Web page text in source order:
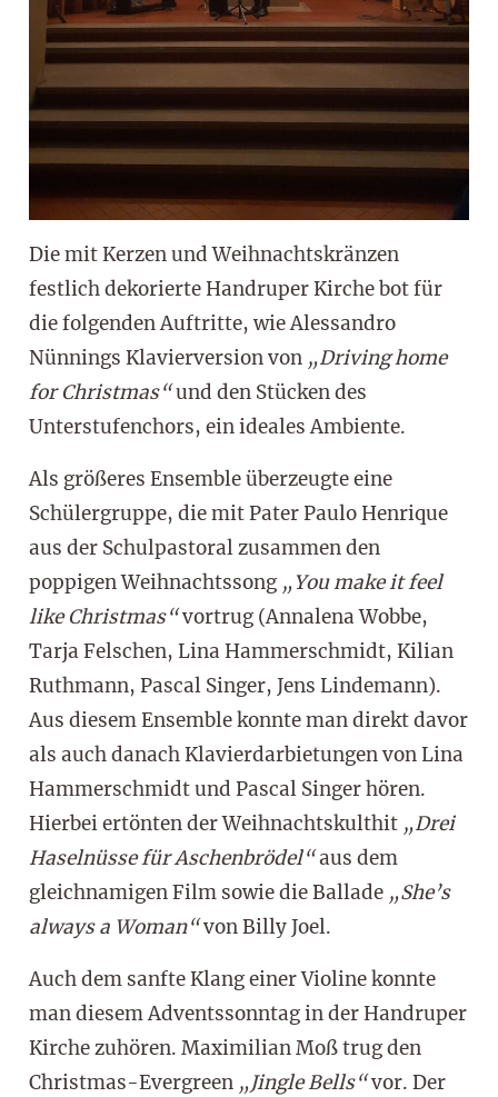
Die mit Kerzen und Weihnachtskränzen
festlich dekorierte Handruper Kirche bot für
die folgenden Auftritte, wie Alessandro
Nünnings Klavierversion von „Driving home
for Christmas“und den Stücken des
Unterstufenchors, ein ideales Ambiente.
Als größeres Ensemble überzeugte eine
Schülergruppe, die mit Pater Paulo Henrique
aus der Schulpastoral zusammen den
poppigen Weihnachtssong „You make it feel
like Christmas“vortrug (Annalena Wobbe,
Tarja Felschen, Lina Hammerschmidt, Kilian
Ruthmann, Pascal Singer, Jens Lindemann).
Aus diesem Ensemble konnte man direkt davor
als auch danach Klavierdarbietungen von Lina
Hammerschmidt und Pascal Singer hören.
Hierbei ertönten der Weihnachtskulthit „Drei
Haselnüsse für Aschenbrödel“aus dem
gleichnamigen Film sowie die Ballade „She’s
always a Woman“von Billy Joel.
Auch dem sanfte Klang einer Violine konnte
man diesem Adventssonntag in der Handruper
Kirche zuhören. Maximilian Moß trug den
Christmas-Evergreen „Jingle Bells“vor. Der